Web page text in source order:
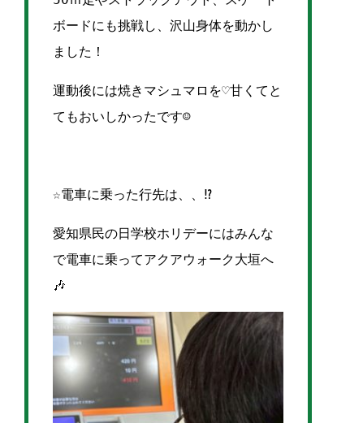
ボードにも挑戦し、沢山身体を動かし
ました！
運動後には焼きマシュマロを♡甘くてと
てもおいしかったです☺
☆電車に乗った行先は、、⁉
愛知県民の日学校ホリデーにはみんな
で電車に乗ってアクアウォーク大垣へ
🎶